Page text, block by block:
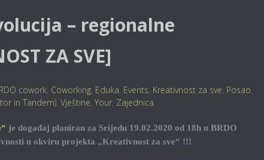
– regionalne
ZA SVE]
cowork, Coworking, Eduka, Events, Kreativnost za sve, Posao,
in Tandem), Vještine, Your, Zajednica
je događaj planiran za Srijedu 19.02.2020 od 18h u BRDO
u okviru projekta „Kreativnost za sve“ !!!